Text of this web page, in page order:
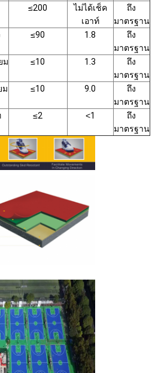
≤200
ไม่ได้เช็ค
เอาท์
ถึง
มาตรฐาน
≤90 1.8
ถึง
มาตรฐาน
ม
≤10 1.3
ถึง
มาตรฐาน
ม
≤10 9.0
ถึง
มาตรฐาน
≤2 <1
ถึง
มาตรฐาน